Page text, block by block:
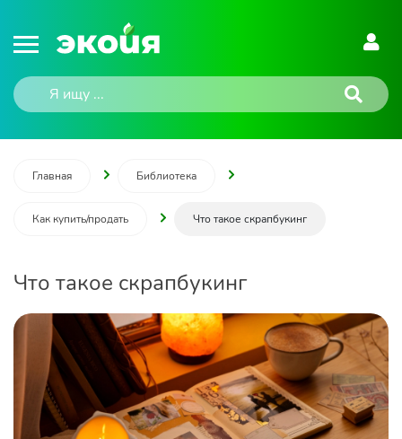
Главная Библиотека
Как купить/продать Что такое скрапбукинг
Что такое скрапбукинг